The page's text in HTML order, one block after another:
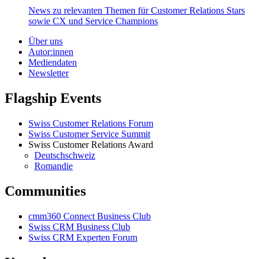
News zu relevanten Themen für Customer Relations Stars
sowie CX und Service Champions
Über uns
Autor:innen
Mediendaten
Newsletter
Flagship Events
Swiss Customer Relations Forum
Swiss Customer Service Summit
Swiss Customer Relations Award
Deutschschweiz
Romandie
Communities
cmm360 Connect Business Club
Swiss CRM Business Club
Swiss CRM Experten Forum